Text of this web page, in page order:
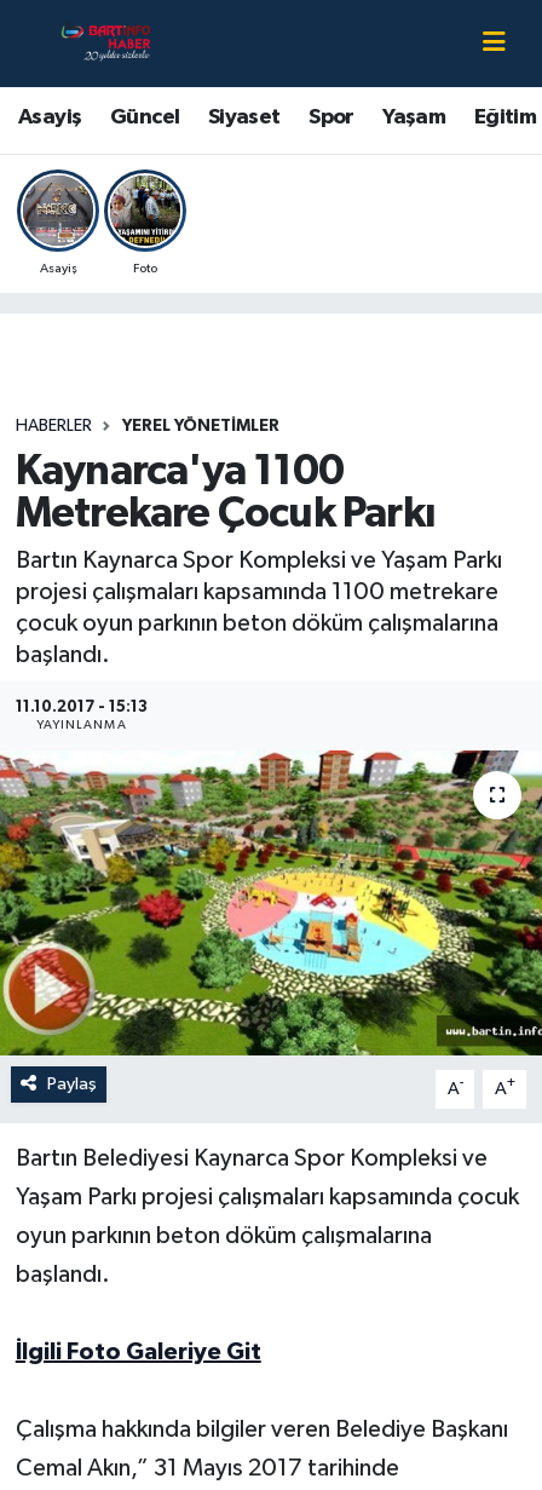
Asayiş Güncel Siyaset Spor Yaşam Eğitim
Asayiş Foto
HABERLER YEREL YÖNETIMLER
Kaynarca'ya 1100
Metrekare Çocuk Parkı
Bartın Kaynarca Spor Kompleksi ve Yaşam Parkı
projesi çalışmaları kapsamında 1100 metrekare
çocuk oyun parkının beton döküm çalışmalarına
başlandı.
11.10.2017 - 15:13
YAYINLANMA
Paylaş A- A+
Bartın Belediyesi Kaynarca Spor Kompleksi ve
Yaşam Parkı projesi çalışmaları kapsamında çocuk
oyun parkının beton döküm çalışmalarına
başlandı.
İlgili Foto Galeriye Git
Çalışma hakkında bilgiler veren Belediye Başkanı
Cemal Akın,” 31 Mayıs 2017 tarihinde
Asayiş
Bartın Hakkında
Çevre
Eğitim
Kültür-Sanat
Magazin
Medya
Sağlık
Sinema
Sivil Toplum
Siyaset
Spor
Tarım
Turizm
Yaşam
DÜNYA
YEREL
Bartın Nöbetçi Eczaneler
Bartın Hava Durumu
Bartin Namaz Vakitleri
Bartın Trafik Yoğunluk Haritası
Son Dakika Haberleri
Haber Arşivi